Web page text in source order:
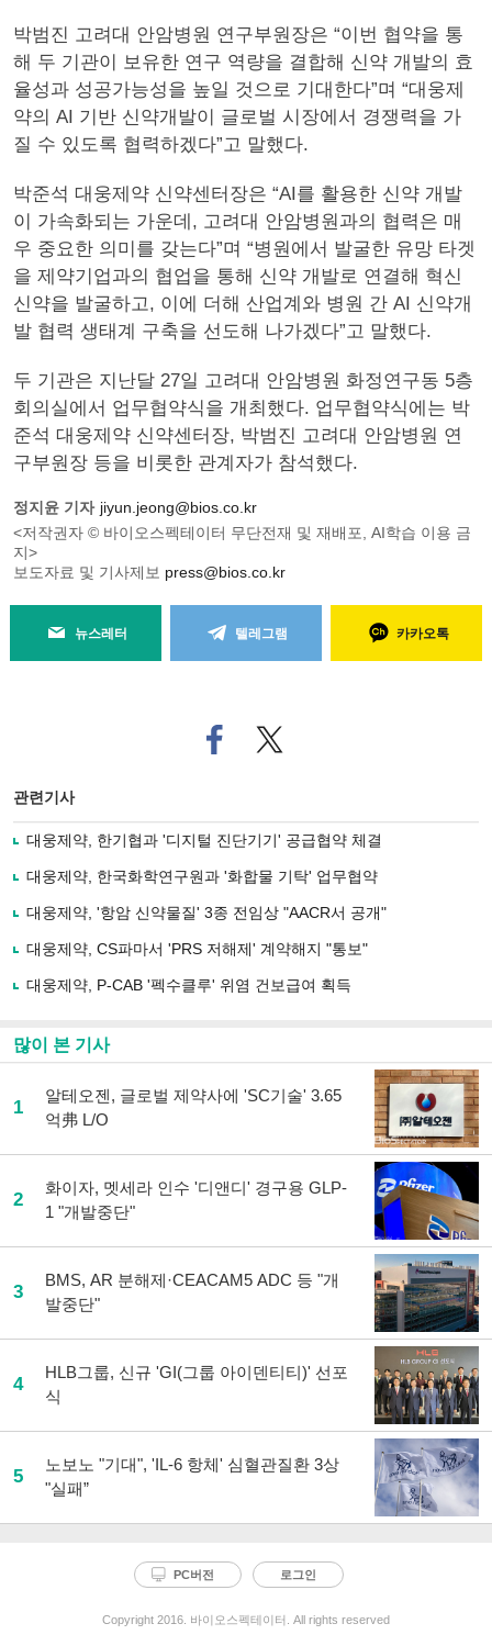
박범진 고려대 안암병원 연구부원장은 “이번 협약을 통
해 두 기관이 보유한 연구 역량을 결합해 신약 개발의 효
율성과 성공가능성을 높일 것으로 기대한다”며 “대웅제
약의 AI 기반 신약개발이 글로벌 시장에서 경쟁력을 가
질 수 있도록 협력하겠다”고 말했다.
박준석 대웅제약 신약센터장은 “AI를 활용한 신약 개발
이 가속화되는 가운데, 고려대 안암병원과의 협력은 매
우 중요한 의미를 갖는다”며 “병원에서 발굴한 유망 타겟
을 제약기업과의 협업을 통해 신약 개발로 연결해 혁신
신약을 발굴하고, 이에 더해 산업계와 병원 간 AI 신약개
발 협력 생태계 구축을 선도해 나가겠다”고 말했다.
두 기관은 지난달 27일 고려대 안암병원 화정연구동 5층
회의실에서 업무협약식을 개최했다. 업무협약식에는 박
준석 대웅제약 신약센터장, 박범진 고려대 안암병원 연
구부원장 등을 비롯한 관계자가 참석했다.
정지윤 기자 jiyun.jeong@bios.co.kr
<저작권자 © 바이오스펙테이터 무단전재 및 재배포, AI학습 이용 금
지>
보도자료 및 기사제보 press@bios.co.kr
뉴스레터 텔레그램 카카오톡
페
이
로
기
사
유
기
트위
터로
관련기사
대웅제약, 한기협과 '디지털 진단기기' 공급협약 체결
대웅제약, 한국화학연구원과 '화합물 기탁' 업무협약
대웅제약, '항암 신약물질' 3종 전임상 "AACR서 공개"
대웅제약, CS파마서 'PRS 저해제' 계약해지 "통보"
대웅제약, P-CAB '펙수클루' 위염 건보급여 획득
많이 본 기사
1
알테오젠, 글로벌 제약사에 'SC기술' 3.65
억弗 L/O
2
화이자, 멧세라 인수 '디앤디' 경구용 GLP-
1 "개발중단"
3
BMS, AR 분해제·CEACAM5 ADC 등 "개
발중단"
4
HLB그룹, 신규 'GI(그룹 아이덴티티)' 선포
식
5
노보노 "기대", 'IL-6 항체' 심혈관질환 3상
"실패”
PC버전 로그인
Copyright 2016. 바이오스펙테이터. All rights reserved